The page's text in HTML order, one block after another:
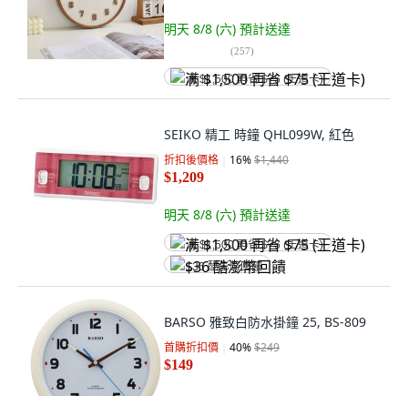
明天 8/8 (六) 預計送達
(257)
满 $1,500 再省 $75 (王道卡)
SEIKO 精工 時鐘 QHL099W, 紅色
折扣後價格 16%$1,440
$1,209
明天 8/8 (六) 預計送達
满 $1,500 再省 $75 (王道卡)
$36 酷澎幣回饋
BARSO 雅致白防水掛鐘 25, BS-809
首購折扣價 40%$249
$149